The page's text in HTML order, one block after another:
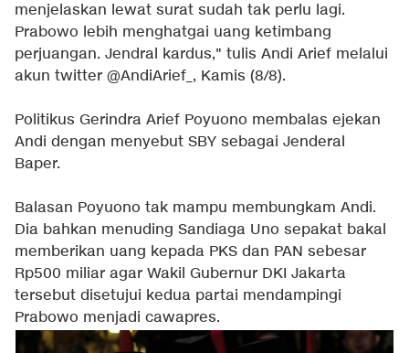
menjelaskan lewat surat sudah tak perlu lagi.
Prabowo lebih menghatgai uang ketimbang
perjuangan. Jendral kardus," tulis Andi Arief melalui
akun twitter @AndiArief_, Kamis (8/8).
Politikus Gerindra Arief Poyuono membalas ejekan
Andi dengan menyebut SBY sebagai Jenderal
Baper.
Balasan Poyuono tak mampu membungkam Andi.
Dia bahkan menuding Sandiaga Uno sepakat bakal
memberikan uang kepada PKS dan PAN sebesar
Rp500 miliar agar Wakil Gubernur DKI Jakarta
tersebut disetujui kedua partai mendampingi
Prabowo menjadi cawapres.